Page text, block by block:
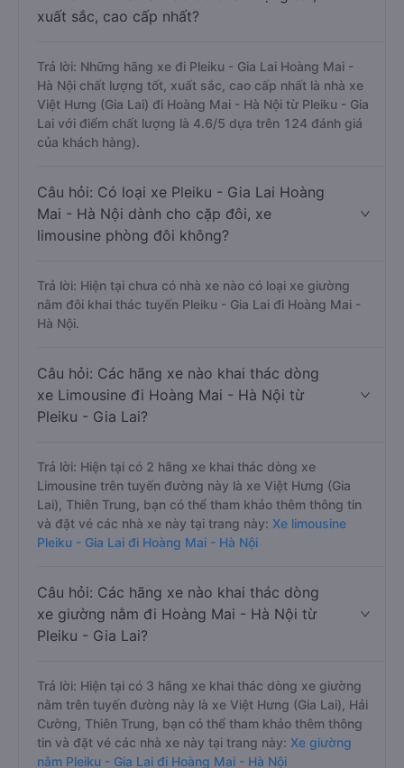
xuất sắc, cao cấp nhất?
Trả lời: Những hãng xe đi Pleiku - Gia Lai Hoàng Mai -
Hà Nội chất lượng tốt, xuất sắc, cao cấp nhất là nhà xe
Việt Hưng (Gia Lai) đi Hoàng Mai - Hà Nội từ Pleiku - Gia
Lai với điểm chất lượng là 4.6/5 dựa trên 124 đánh giá
của khách hàng).
Câu hỏi: Có loại xe Pleiku - Gia Lai Hoàng
Mai - Hà Nội dành cho cặp đôi, xe
limousine phòng đôi không?
Trả lời: Hiện tại chưa có nhà xe nào có loại xe giường
nằm đôi khai thác tuyến Pleiku - Gia Lai đi Hoàng Mai -
Hà Nội.
Câu hỏi: Các hãng xe nào khai thác dòng
xe Limousine đi Hoàng Mai - Hà Nội từ
Pleiku - Gia Lai?
Trả lời: Hiện tại có 2 hãng xe khai thác dòng xe
Limousine trên tuyến đường này là xe Việt Hưng (Gia
Lai), Thiên Trung, bạn có thể tham khảo thêm thông tin
và đặt vé các nhà xe này tại trang này: Xe limousine
Pleiku - Gia Lai đi Hoàng Mai - Hà Nội
Câu hỏi: Các hãng xe nào khai thác dòng
xe giường nằm đi Hoàng Mai - Hà Nội từ
Pleiku - Gia Lai?
Trả lời: Hiện tại có 3 hãng xe khai thác dòng xe giường
nằm trên tuyến đường này là xe Việt Hưng (Gia Lai), Hải
Cường, Thiên Trung, bạn có thể tham khảo thêm thông
tin và đặt vé các nhà xe này tại trang này: Xe giường
nằm Pleiku - Gia Lai đi Hoàng Mai - Hà Nội